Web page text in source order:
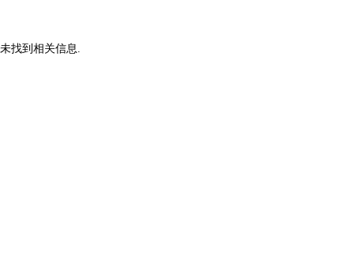
未找到相关信息.